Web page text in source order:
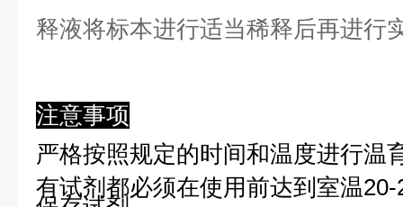
释液将标本进行适当稀释后再进行
注意事项
严格按照规定的时间和温度进行温
有试剂都必须在使用前达到室温
保存试剂。